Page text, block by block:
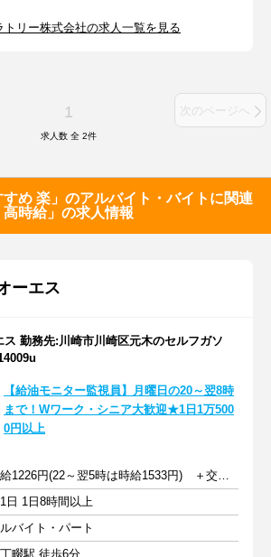
リー株式会社の求人一覧を見る
1 次のページへ
求人数 全 2件
すめ 楽」のアルバイト・バイトに関連
時給」の求人情報
ーエス
ス 勤務先:川崎市川崎区元木のセルフガソ
【給油モニター監視員】月曜日の20～翌8時
まで！Wワーク・シニア大歓迎★1日1万500
0円以上
時給1226円(22～翌5時は時給1533円) ＋交通費
日 1日8時間以上
バイト・パート
畷駅 徒歩6分